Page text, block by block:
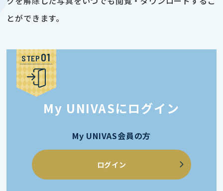
とができます。
STEP
My UNIVASにログイン
My UNIVAS会員の方
ログイン